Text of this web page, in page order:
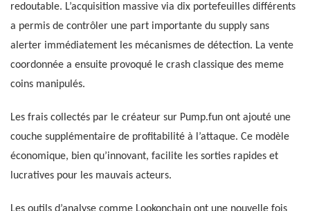
redoutable. L’acquisition massive via dix portefeuilles différents
a permis de contrôler une part importante du supply sans
alerter immédiatement les mécanismes de détection. La vente
coordonnée a ensuite provoqué le crash classique des meme
coins manipulés.
Les frais collectés par le créateur sur Pump.fun ont ajouté une
couche supplémentaire de profitabilité à l’attaque. Ce modèle
économique, bien qu’innovant, facilite les sorties rapides et
lucratives pour les mauvais acteurs.
Les outils d’analyse comme Lookonchain ont une nouvelle fois